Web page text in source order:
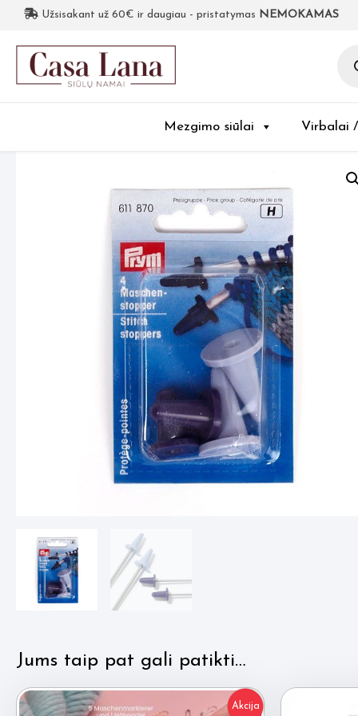
Užsisakant už 60€ ir daugiau - pristatymas NEMOKAMAS
Mezgimo siūlai Virbalai
Jums taip pat gali patikti…
Akcija